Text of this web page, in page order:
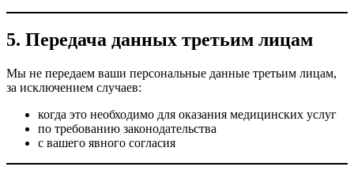
5. Передача данных третьим лицам
Мы не передаем ваши персональные данные третьим лицам,
за исключением случаев:
когда это необходимо для оказания медицинских услуг
по требованию законодательства
с вашего явного согласия